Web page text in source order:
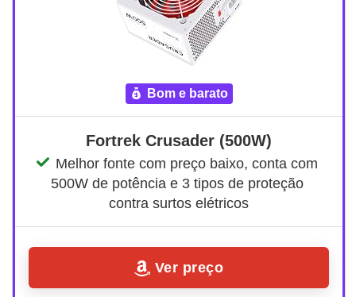
bom e barato
Fortrek Crusader (500W)
Melhor fonte com preço baixo, conta com
500W de potência e 3 tipos de proteção
contra surtos elétricos
Ver preço